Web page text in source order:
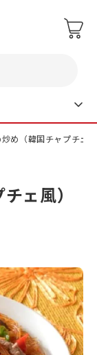
め（韓国チャプチェ
ェ風）